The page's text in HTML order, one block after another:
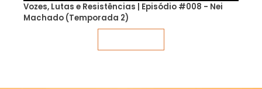
Vozes, Lutas e Resistências | Episódio #008 - Nei
Machado (Temporada 2)